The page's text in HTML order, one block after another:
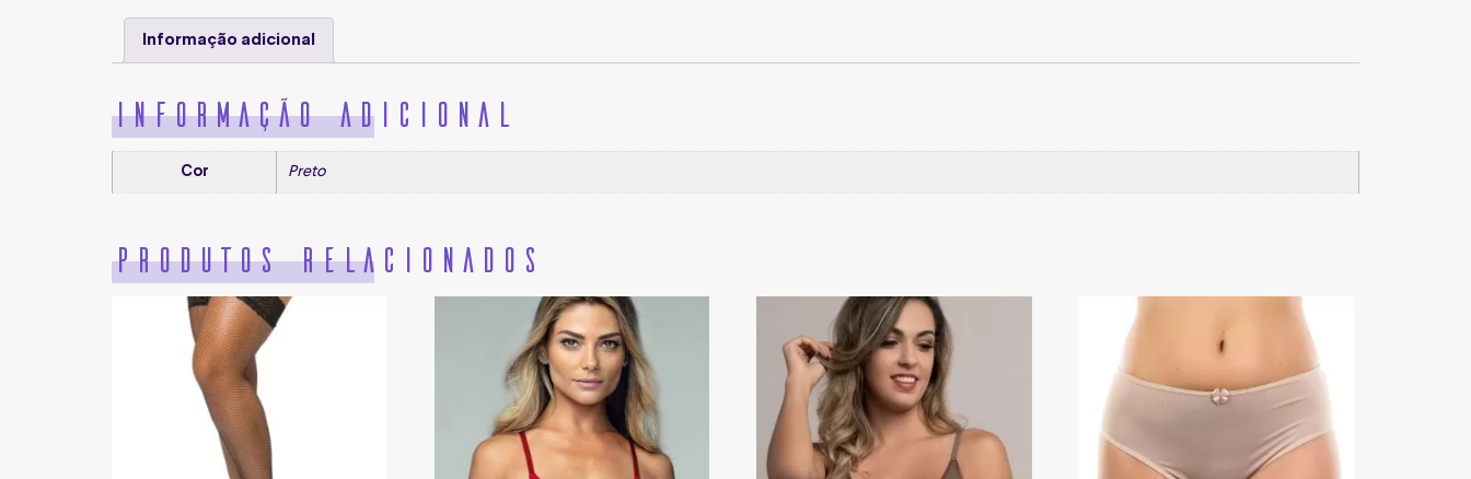
Informação adicional
Informação adicional
Cor Preto
Produtos relacionados